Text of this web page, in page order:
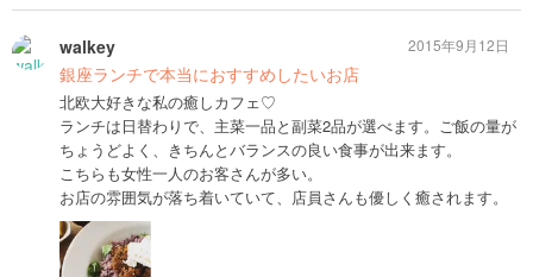
walkey
銀座ランチで本当におすすめしたいお店
北欧大好きな私の癒しカフェ♡
ランチは日替わりで、主菜一品と副菜2品が選べます。ご飯の量が
ちょうどよく、きちんとバランスの良い食事が出来ます。
こちらも女性一人のお客さんが多い。
お店の雰囲気が落ち着いていて、店員さんも優しく癒されます。
2015年9月12日